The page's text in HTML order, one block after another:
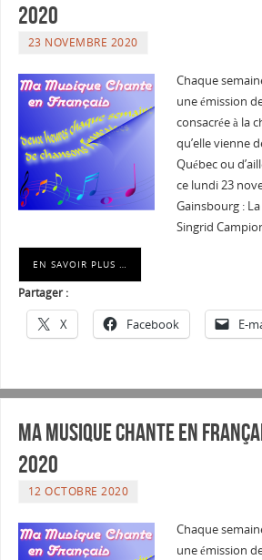
2020
23 NOVEMBRE 2020
Chaque
une émission
consacrée à la
qu’elle vienne
Québec ou
ce lundi 23
Gainsbourg :
Singrid
EN SAVOIR PLUS …
Partager :
X Facebook E-
Ma musique chante en
2020
12 OCTOBRE 2020
Chaque
une émission